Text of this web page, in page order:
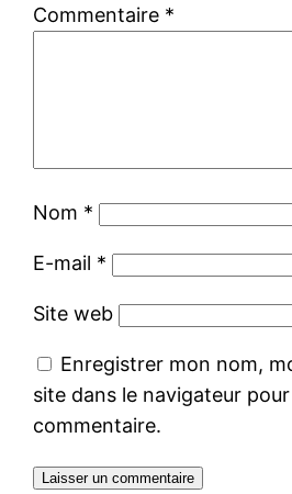
Commentaire *
Nom *
E-mail *
Site web
Enregistrer mon nom,
site dans le navigateur
commentaire.